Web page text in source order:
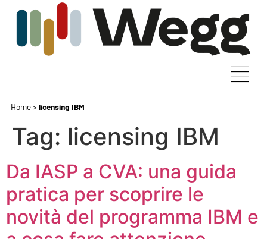
Home>licensing IBM
Tag: licensing IBM
Da IASP a CVA: una guida
pratica per scoprire le
novità del programma IBM e